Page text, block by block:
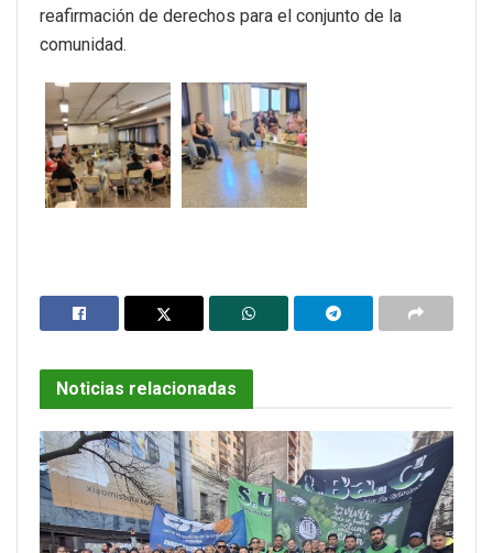
reafirmación de derechos para el conjunto de la
comunidad.
Noticias relacionadas